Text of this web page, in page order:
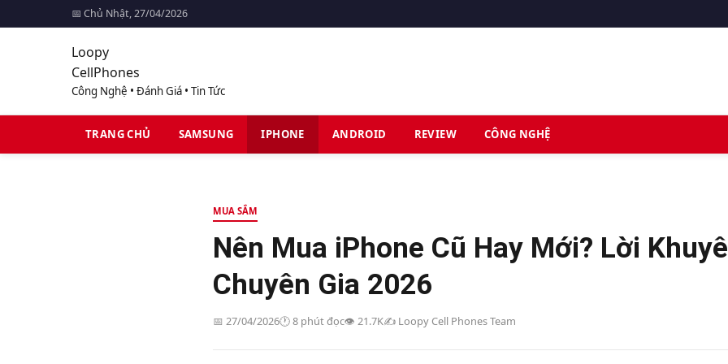
📅 Chủ Nhật, 27/04/2026
Loopy
CellPhones
Công Nghệ • Đánh Giá • Tin Tức
TRANG CHỦ SAMSUNG IPHONE ANDROID REVIEW CÔNG NGHỆ
MUA SẮM
Nên Mua iPhone Cũ Hay Mới? Lời
Chuyên Gia 2026
📅 27/04/2026🕐 8 phút đọc👁️ 21.7K✍️ Loopy Cell Phones Team